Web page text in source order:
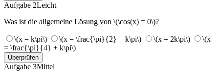
Aufgabe 2Leicht
Was ist die allgemeine Lösung von \(\cos(x) = 0\)?
\(x = k\pi\) \(x = \frac{\pi}{2} + k\pi\) \(x = 2k\pi\)
\(x
= \frac{\pi}{4} + k\pi\)
Überprüfen
Aufgabe 3Mittel